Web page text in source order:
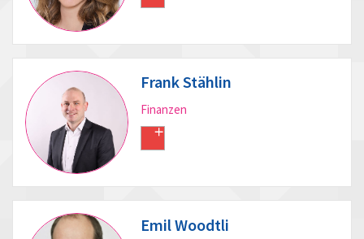
Frank Stählin
Finanzen
Emil Woodtli